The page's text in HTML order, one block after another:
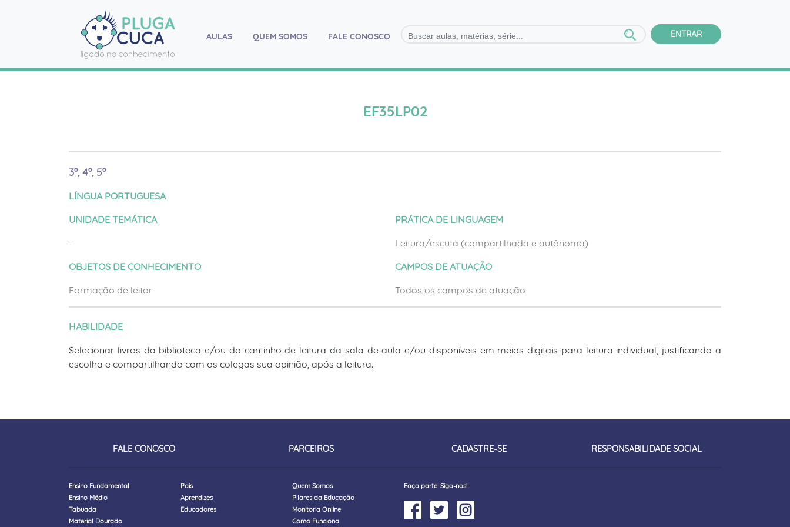
AULAS(current)QUEM SOMOS FALE CONOSCO ENTRAR
EF35LP02
3º, 4º, 5º
LÍNGUA PORTUGUESA
UNIDADE TEMÁTICA
-
OBJETOS DE CONHECIMENTO
Formação de leitor
PRÁTICA DE LINGUAGEM
Leitura/escuta (compartilhada e autônoma)
CAMPOS DE ATUAÇÃO
Todos os campos de atuação
HABILIDADE
Selecionar livros da biblioteca e/ou do cantinho de leitura da sala de aula e/ou disponíveis em meios digitais para leitura individual, justificando a
escolha e compartilhando com os colegas sua opinião, após a leitura.
FALE CONOSCO PARCEIROS CADASTRE-SE RESPONSABILIDADE SOCIAL
Ensino Fundamental
Ensino Médio
Tabuada
Material Dourado
Pais
Aprendizes
Educadores
Quem Somos
Pilares da Educação
Monitoria Online
Como Funciona
Faça parte. Siga-nos!